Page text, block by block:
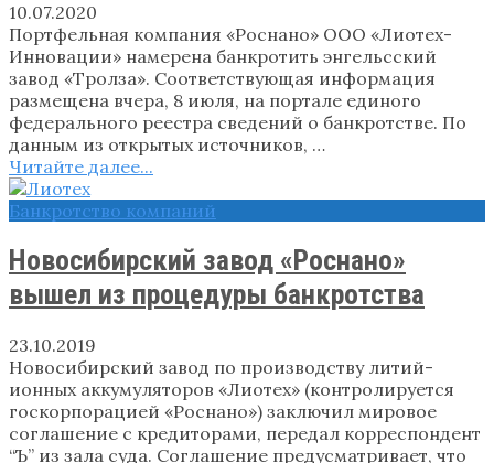
10.07.2020
Портфельная компания «Роснано» ООО «Лиотех-
Инновации» намерена банкротить энгельсский
завод «Тролза». Соответствующая информация
размещена вчера, 8 июля, на портале единого
федерального реестра сведений о банкротстве. По
данным из открытых источников, …
Читайте далее...
Банкротство компаний
Новосибирский завод «Роснано»
вышел из процедуры банкротства
23.10.2019
Новосибирский завод по производству литий-
ионных аккумуляторов «Лиотех» (контролируется
госкорпорацией «Роснано») заключил мировое
соглашение с кредиторами, передал корреспондент
“Ъ” из зала суда. Соглашение предусматривает, что